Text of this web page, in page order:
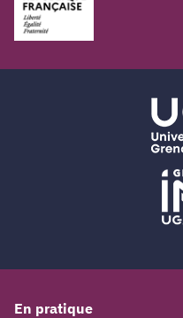
En pratique